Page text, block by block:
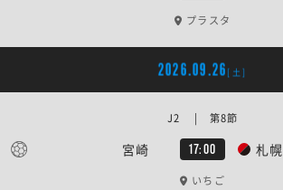
プラスタ
2026.09.26 [土]
宮崎 17:00 札幌
J2 | 第8節
いちご